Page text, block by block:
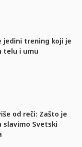
jedini trening koji je
telu i umu
od reči: Zašto je
slavimo Svetski